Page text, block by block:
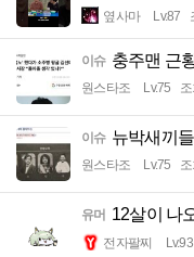
옆사마 Lv.87
이슈 충주맨 근
원스타조 Lv.75
이슈 뉴박새끼
원스타조 Lv.75
유머 12살이 나
전자팔찌 Lv.93